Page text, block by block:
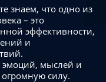
знаем, что одно из
– это
эффективности,
и
эмоций, мыслей и
огромную силу.